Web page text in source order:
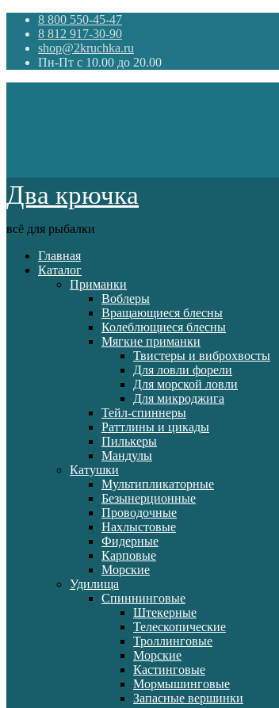
8 800 550-45-47
8 812 917-30-90
shop@2kruchka.ru
Пн-Пт с 10.00 до 20.00
Два крючка
всё для рыбалки
Главная
Каталог
Приманки
Воблеры
Вращающиеся блесны
Колеблющиеся блесны
Мягкие приманки
Твистеры и виброхвосты
Для ловли форели
Для морской ловли
Для микроджига
Тейл-спиннеры
Раттлины и цикады
Пилькеры
Мандулы
Катушки
Мультипликаторные
Безынерционные
Проводочные
Нахлыстовые
Фидерные
Карповые
Морские
Удилища
Спиннинговые
Штекерные
Телескопические
Троллинговые
Морские
Кастинговые
Мормышинговые
Запасные вершинки